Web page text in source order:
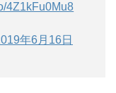
4Z1kFu0Mu8
年6月16日